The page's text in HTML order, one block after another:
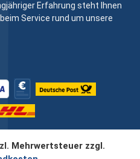
Erfahrung steht Ihnen
Service rund um unsere
Mehrwertsteuer zzgl.